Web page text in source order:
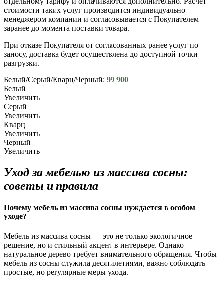
стоимости таких услуг производится индивидуально
менеджером компании и согласовывается с Покупателем
заранее до момента поставки товара.
При отказе Покупателя от согласованных ранее услуг по
заносу, доставка будет осуществлена до доступной точки
разгрузки.
Белый/Серый/Кварц/Черный: 99 900
Белый
Увеличить
Серый
Увеличить
Кварц
Увеличить
Черный
Увеличить
Уход за мебелью из массива сосны:
советы и правила
Почему мебель из массива сосны нуждается в особом
уходе?
Мебель из массива сосны — это не только экологичное
решение, но и стильный акцент в интерьере. Однако
натуральное дерево требует внимательного обращения. Чтобы
мебель из сосны служила десятилетиями, важно соблюдать
простые, но регулярные меры ухода.